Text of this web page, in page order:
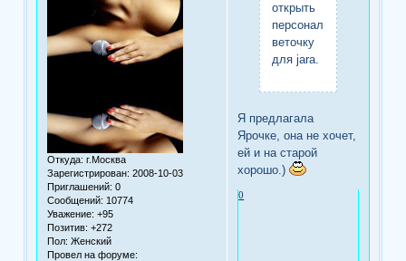
Откуда: г.Москва
Зарегистрирован: 2008-10-03
Приглашений: 0
Сообщений: 10774
Уважение: +95
Позитив: +272
Пол: Женский
Провел на форуме:
открыть
персональную
веточку
для jara.
Я предлагала
Ярочке, она не хочет,
ей и на старой
хорошо.)
0